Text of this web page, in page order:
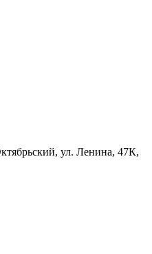
ул. Ленина, 47К,